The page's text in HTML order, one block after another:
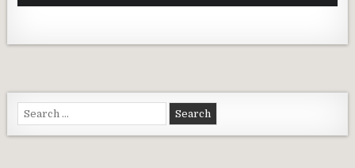
Search for: